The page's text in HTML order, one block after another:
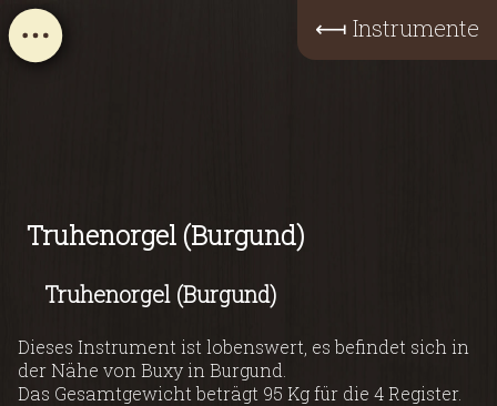
⟻ Instrumente
Truhenorgel (Burgund)
Truhenorgel (Burgund)
Dieses Instrument ist lobenswert, es befindet sich in
der Nähe von Buxy in Burgund.
Das Gesamtgewicht beträgt 95 Kg für die 4 Register.